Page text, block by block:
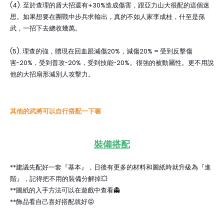
(4). 至於查理的盾大招還有+30%造成傷害，跟亞力山大很配的這個迷
思。如果想要在團戰中步兵求輸出，真的不如人家李成桂，什至是孫
武，一招下去總收幾萬。
(5). 理查的強，體現在回血跟減傷20%，減傷20% = 受到反擊傷
害-20%，受到普攻-20%，受到技能-20%。很強的被動屬性。更不用說
他的大招扇形減別人攻擊力。
其他的武將可以自行搭配一下喔
裝備搭配
**建議先配好一套『基本』，日後有更多的材料和圖紙時就升級為『進
階』，記得把不用的裝備分解掉💥
**圖紙的入手方法可以在遊戲中查看👻
**飾品看自己喜好搭配就好😝